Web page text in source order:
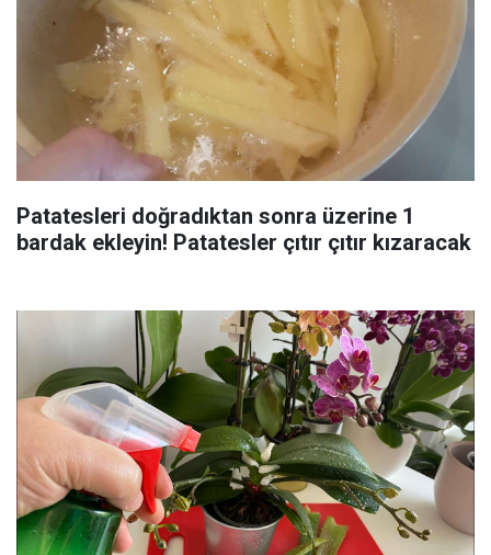
Patatesleri doğradıktan sonra üzerine 1
bardak ekleyin! Patatesler çıtır çıtır kızaracak